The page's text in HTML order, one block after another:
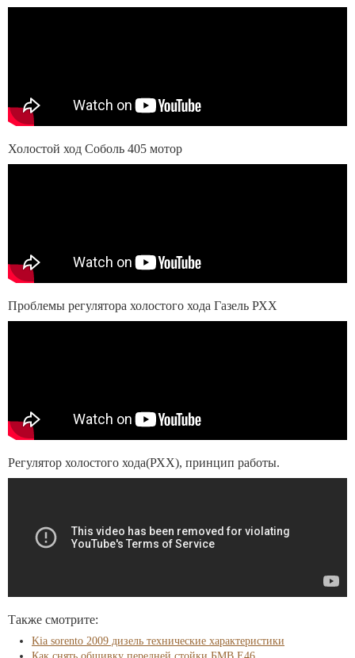
Холостой ход Соболь 405 мотор
Проблемы регулятора холостого хода Газель РХХ
Регулятор холостого хода(РХХ), принцип работы.
Также смотрите:
Kia sorento 2009 дизель технические характеристики